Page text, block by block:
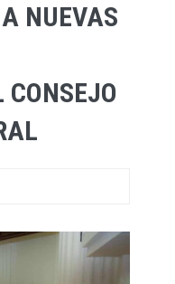
NUEVAS
CONSEJO